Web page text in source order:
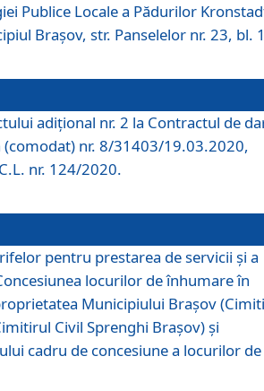
Publice Locale a Pădurilor
Braşov, str. Panselelor nr. 23, bl.
adițional nr. 2 la Contractul de
nr. 8/31403/19.03.2020,
nr. 124/2020.
pentru prestarea de servicii şi a
locurilor de înhumare în
Municipiului Braşov
Civil Sprenghi Braşov) şi
cadru de concesiune a locurilor de